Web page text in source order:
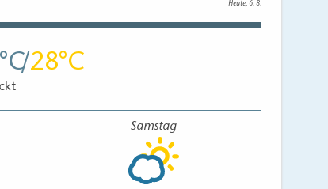
Heute, 6. 8.
28
Samstag